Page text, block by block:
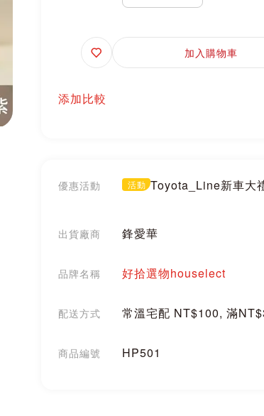
加入購物車
追
蹤
添加比較
優惠活動 活動 Toyota_Line新車大
出貨廠商 鋒愛華
品牌名稱 好拾選物houselect
配送方式 常溫宅配 NT$100, 滿
商品編號 HP501